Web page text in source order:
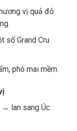
vị quả đỏ
số Grand Cru
phô mai mềm.
→ lan sang Úc